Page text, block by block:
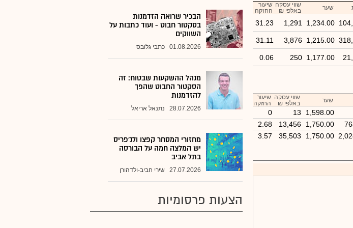
שער
שווי עסקה
באלפי ₪
שיעור
החזקה
1,234.00
1,291
31.23
1,215.00
3,876
31.11
1,177.00
250
0.06
שער
שווי עסקה
באלפי ₪
שיעור
החזקה
1,598.00
13
0
1,750.00
13,456
2.68
1,750.00
35,503
3.57
הבכיר שרואה הזדמנות
בסקטור חבוט - ועוד כתבות על
השווקים
01.08.2026 כתבי גלובס
מנהל ההשקעות שבטוח: זה
הסקטור החבוט שהפך
להזדמנות
28.07.2026 נתנאל אריאל
מחזורי המסחר קפצו ולג'פריס
יש המלצה חמה על הבורסה
בתל אביב
27.07.2026 שירי חביב-ולדהורן
הצעות פרסומיות